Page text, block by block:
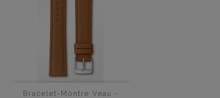
Bracelet-Montre Veau -